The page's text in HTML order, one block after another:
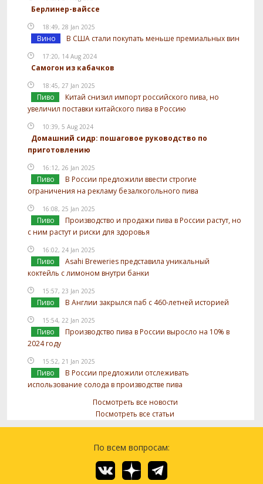
Берлинер-вайссе
18:49, 28 Jan 2025
Вино В США стали покупать меньше премиальных вин
17:20, 14 Aug 2024
Самогон из кабачков
18:45, 27 Jan 2025
Пиво
Китай снизил импорт российского пива, но
увеличил поставки китайского пива в Россию
10:39, 5 Aug 2024
Домашний сидр: пошаговое руководство по
приготовлению
16:12, 26 Jan 2025
Пиво
В России предложили ввести строгие
ограничения на рекламу безалкогольного пива
16:08, 25 Jan 2025
Пиво
Производство и продажи пива в России растут, но
с ним растут и риски для здоровья
16:02, 24 Jan 2025
Пиво
Asahi Breweries представила уникальный
коктейль с лимоном внутри банки
15:57, 23 Jan 2025
Пиво В Англии закрылся паб с 460-летней историей
15:54, 22 Jan 2025
Пиво
Производство пива в России выросло на 10% в
2024 году
15:52, 21 Jan 2025
Пиво
В России предложили отслеживать
использование солода в производстве пива
Посмотреть все новости
Посмотреть все статьи
По всем вопросам: